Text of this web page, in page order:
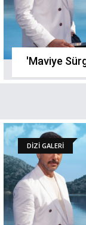
'Maviye
DİZİ GALERİ